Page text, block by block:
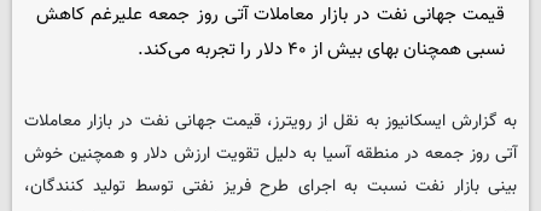
قیمت جهانی نفت در بازار معاملات آتی روز جمعه علیرغم کاهش
نسبی همچنان بهای بیش از ۴۰ دلار را تجربه می‌کند.
به گزارش ایسکانیوز به نقل از رویترز، قیمت جهانی نفت در بازار معاملات
آتی روز جمعه در منطقه آسیا به دلیل تقویت ارزش دلار و همچنین خوش
بینی بازار نفت نسبت به اجرای طرح فریز نفتی توسط تولید کنندگان،